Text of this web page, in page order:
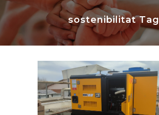
sostenibilitat Tag